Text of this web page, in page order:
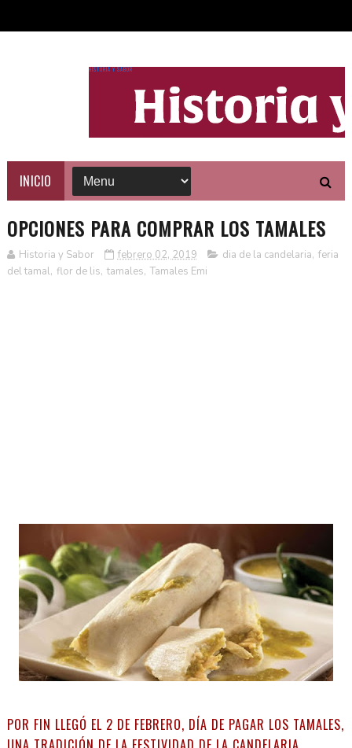
HISTORIA Y SABOR
INICIO
OPCIONES PARA COMPRAR LOS TAMALES
Historia y Sabor febrero 02, 2019 dia de la candelaria, feria
del tamal, flor de lis, tamales, Tamales Emi
POR FIN LLEGÓ EL 2 DE FEBRERO, DÍA DE PAGAR LOS TAMALES,